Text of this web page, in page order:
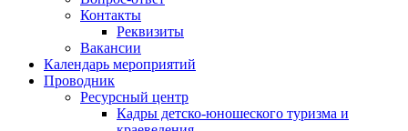
Контакты
Реквизиты
Вакансии
Календарь мероприятий
Проводник
Ресурсный центр
Кадры детско-юношеского туризма и